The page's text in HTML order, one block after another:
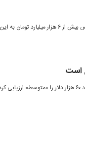
لایحه بودجه ۱۴۰۵ با وجود رشد محدود بودجه بخش فضایی و اختصاص
تحلیلگران صرافی بایننس سقوط قریب به ۵۰ درصدی بیت‌کوین تا حدود ۶۰ هزار